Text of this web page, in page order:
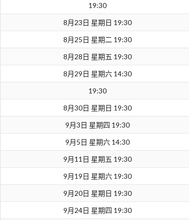
19:30
8月23日 星期日 19:30
8月25日 星期二 19:30
8月28日 星期五 19:30
8月29日 星期六 14:30
19:30
8月30日 星期日 19:30
9月3日 星期四 19:30
9月5日 星期六 14:30
9月11日 星期五 19:30
9月19日 星期六 19:30
9月20日 星期日 19:30
9月24日 星期四 19:30